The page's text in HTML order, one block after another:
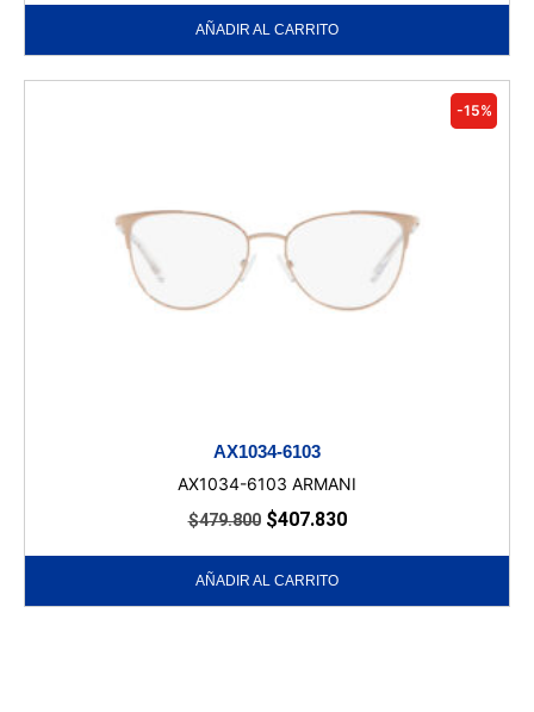
AÑADIR AL CARRITO
-15%
AX1034-6103
AX1034-6103 ARMANI
$479.800 $407.830
AÑADIR AL CARRITO